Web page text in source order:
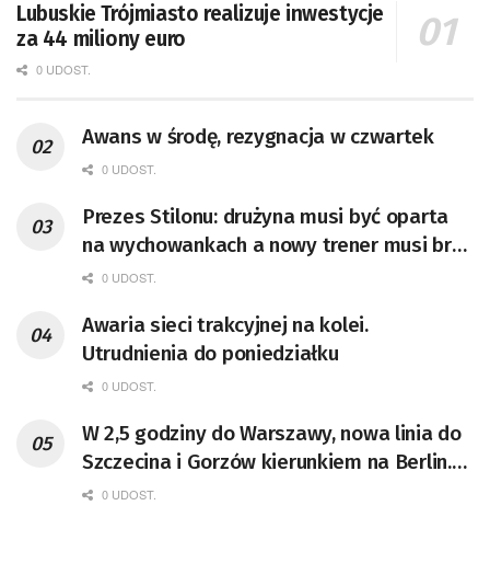
Lubuskie Trójmiasto realizuje inwestycje
za 44 miliony euro
0 UDOST.
Awans w środę, rezygnacja w czwartek
0 UDOST.
Prezes Stilonu: drużyna musi być oparta
na wychowankach a nowy trener musi brać
to pod uwagę
0 UDOST.
Awaria sieci trakcyjnej na kolei.
Utrudnienia do poniedziałku
0 UDOST.
W 2,5 godziny do Warszawy, nowa linia do
Szczecina i Gorzów kierunkiem na Berlin.
ZSK ma być rewolucją na torach
0 UDOST.